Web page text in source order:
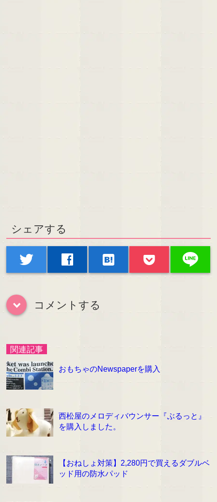
シェアする
twitter facebook hatenabookmark line
down コメントする
関連記事
おもちゃのNewspaperを購入
西松屋のメロディバウンサー『ぶるっと』
を購入しました。
【おねしょ対策】2,280円で買えるダブルベ
ッド用の防水パッド